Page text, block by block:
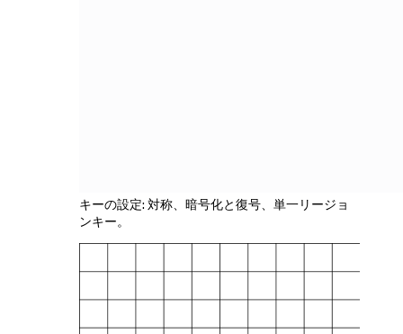
キーの設定: 対称、暗号化と復号、単一リージョ
ンキー。